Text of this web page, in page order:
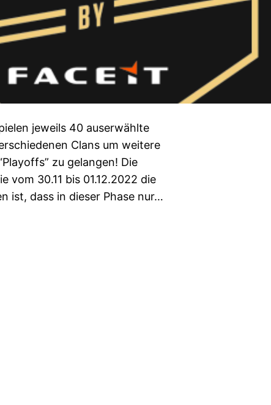
jeweils 40 auserwählte
Clans um weitere
zu gelangen! Die
vom 30.11 bis 01.12.2022 die
ist, dass in dieser Phase nur…